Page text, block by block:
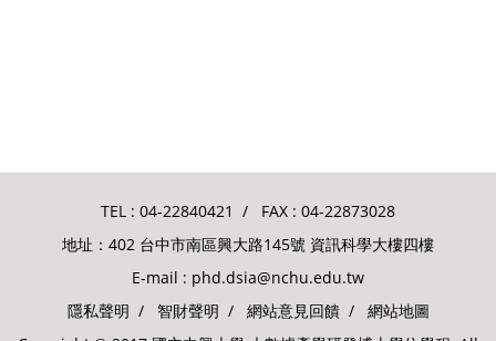
TEL : 04-22840421 / FAX : 04-22873028
地址：402 台中市南區興大路145號 資訊科學大樓四樓
E-mail : phd.dsia@nchu.edu.tw
隱私聲明 / 智財聲明 / 網站意見回饋/ 網站地圖